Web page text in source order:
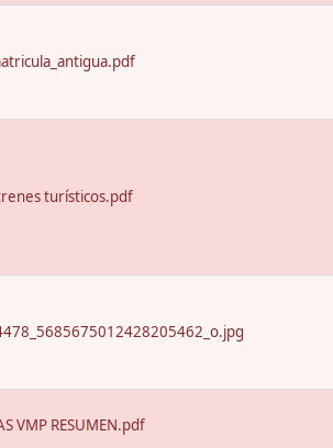
turísticos.pdf
VMP RESUMEN.pdf